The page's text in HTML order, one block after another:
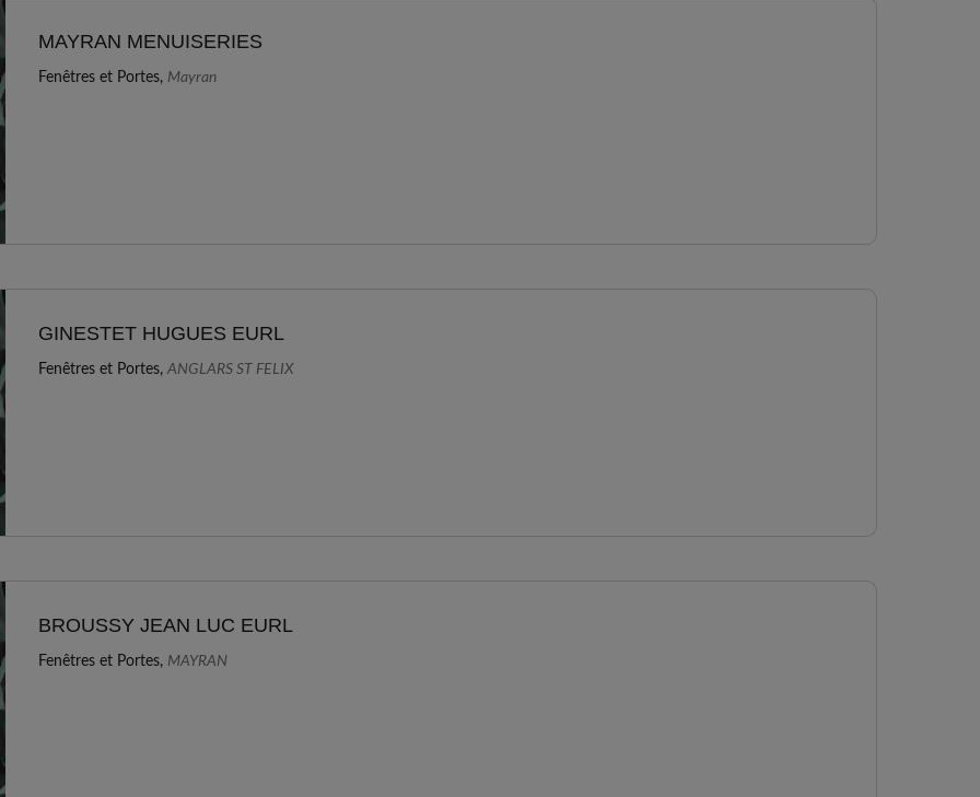
MAYRAN MENUISERIES
Fenêtres et Portes, Mayran
GINESTET HUGUES EURL
Fenêtres et Portes, ANGLARS ST FELIX
BROUSSY JEAN LUC EURL
Fenêtres et Portes, MAYRAN